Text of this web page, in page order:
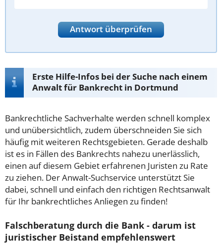
Antwort überprüfen
Erste Hilfe-Infos bei der Suche nach einem
Anwalt für Bankrecht in Dortmund
Bankrechtliche Sachverhalte werden schnell komplex
und unübersichtlich, zudem überschneiden Sie sich
häufig mit weiteren Rechtsgebieten. Gerade deshalb
ist es in Fällen des Bankrechts nahezu unerlässlich,
einen auf diesem Gebiet erfahrenen Juristen zu Rate
zu ziehen. Der Anwalt-Suchservice unterstützt Sie
dabei, schnell und einfach den richtigen Rechtsanwalt
für Ihr bankrechtliches Anliegen zu finden!
Falschberatung durch die Bank - darum ist
juristischer Beistand empfehlenswert